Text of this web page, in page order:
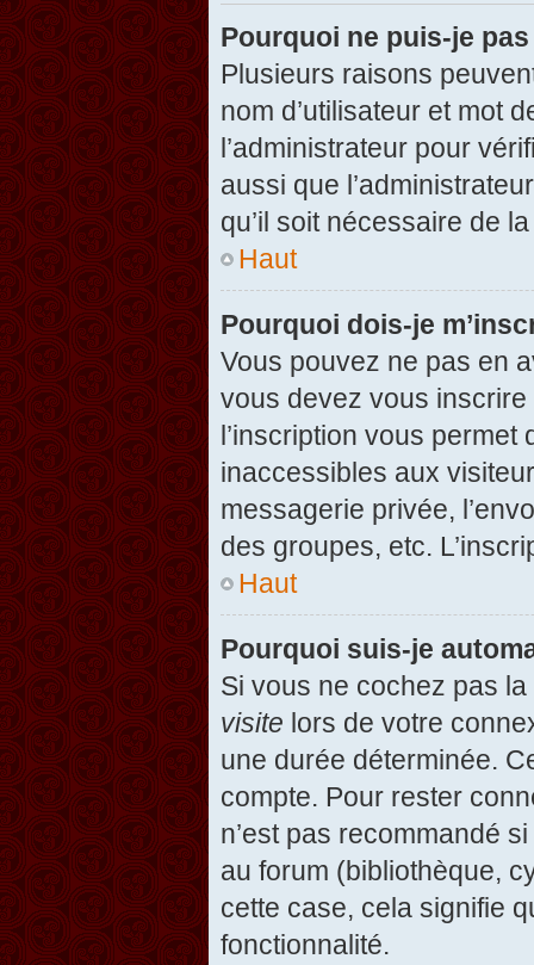
Pourquoi ne puis-je
Plusieurs raisons
nom d’utilisateur et mot
l’administrateur pour
aussi que
qu’il soit nécessaire de
Haut
Pourquoi dois-je
Vous pouvez ne pas en
vous devez vous
l’inscription vous
inaccessibles aux
messagerie privée,
des groupes, etc.
Haut
Pourquoi suis-je
Si vous ne cochez pas
visite lors de votre
une durée déterminée.
compte. Pour rester
n’est pas recommandé
au forum (bibliothèque,
cette case, cela signifie
fonctionnalité.